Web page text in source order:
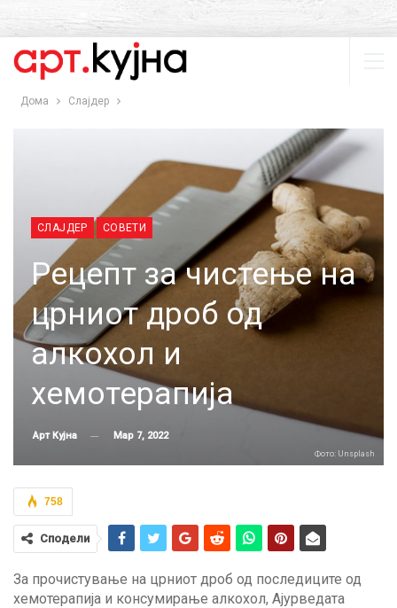
Дома Слајдер
СЛАЈДЕР СОВЕТИ
Рецепт за чистење на
црниот дроб од
алкохол и
хемотерапија
Арт Кујна Мар 7, 2022
Фото: Unsplash
758
Сподели
За прочистување на црниот дроб од последиците од
хемотерапија и консумирање алкохол, Ајурведата